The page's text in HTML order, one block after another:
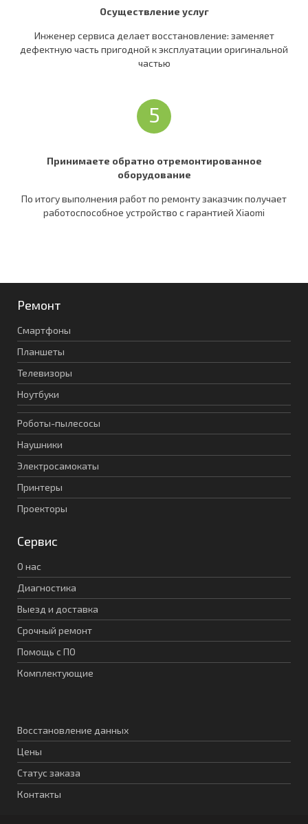
Осуществление услуг
Инженер сервиса делает восстановление: заменяет
дефектную часть пригодной к эксплуатации оригинальной
частью
5
Принимаете обратно отремонтированное
оборудование
По итогу выполнения работ по ремонту заказчик получает
работоспособное устройство c гарантией Xiaomi
Ремонт
Смартфоны
Планшеты
Телевизоры
Ноутбуки
Роботы-пылесосы
Наушники
Электросамокаты
Принтеры
Проекторы
Сервис
О нас
Диагностика
Выезд и доставка
Срочный ремонт
Помощь с ПО
Комплектующие
Восстановление данных
Цены
Статус заказа
Контакты